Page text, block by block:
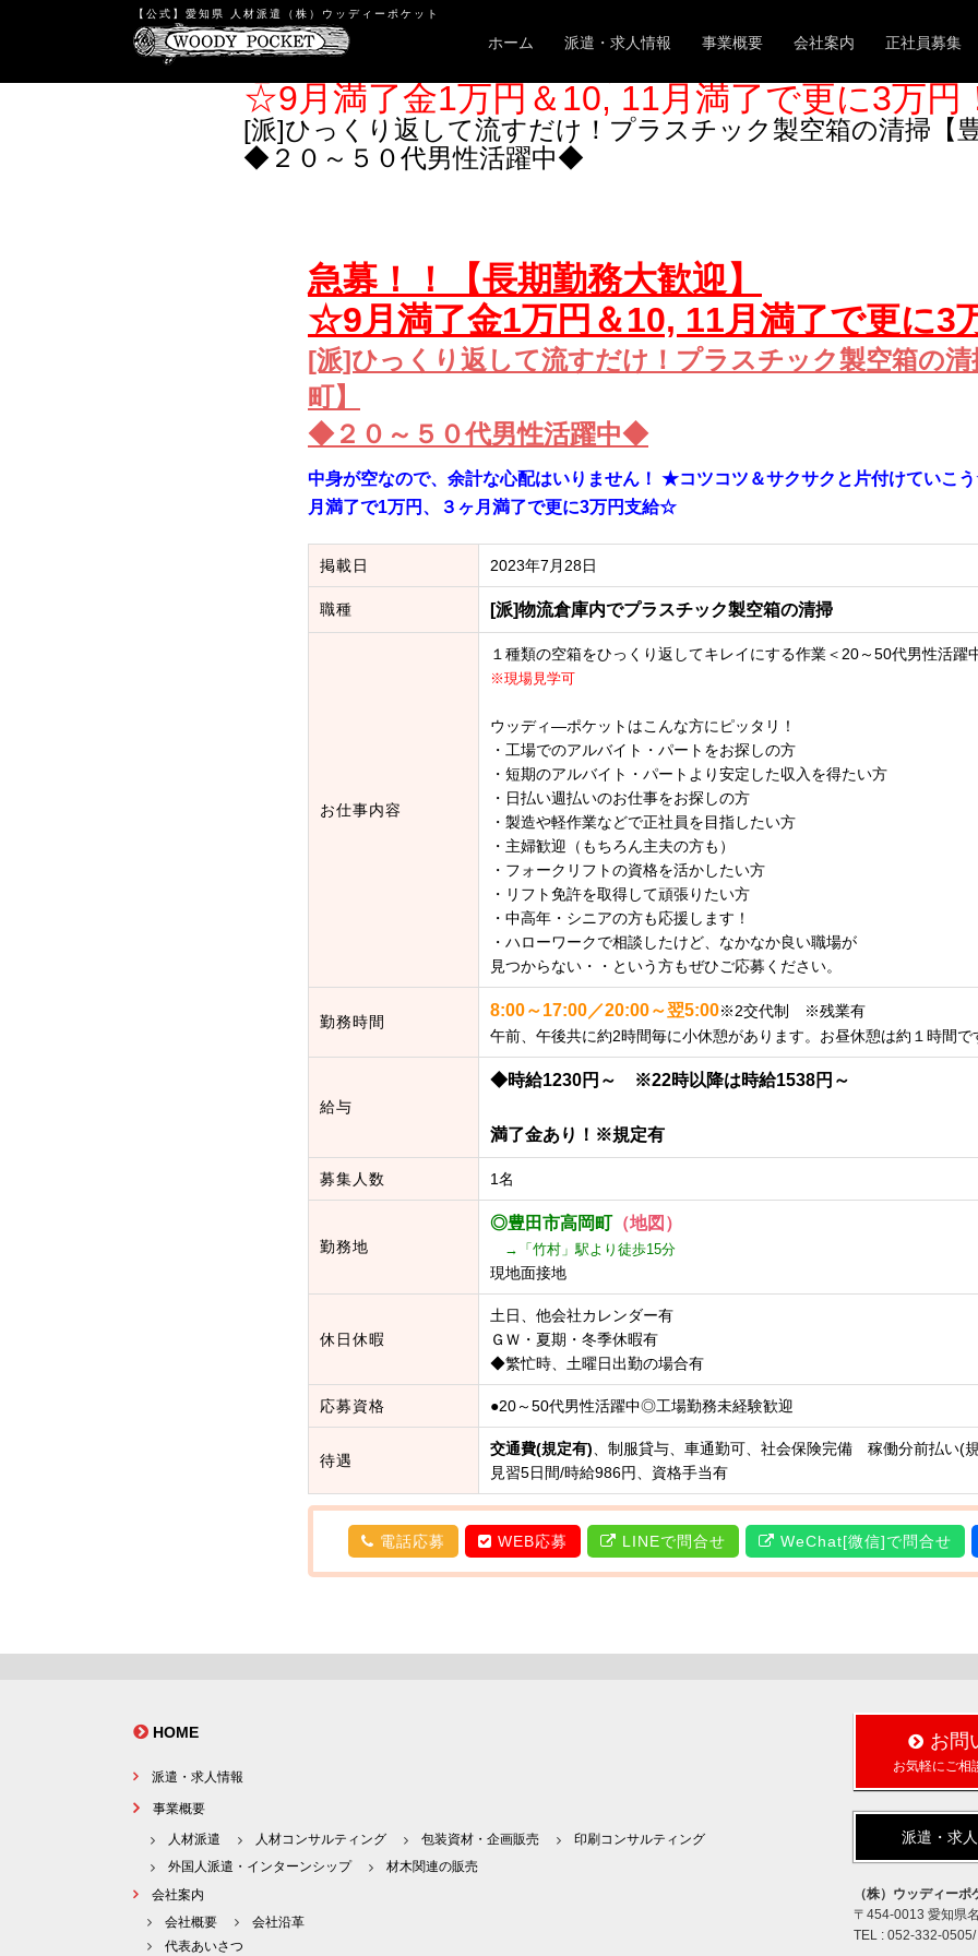
: count(): Parameter must be an array or an object that implements Countable in /home/xs119208/woody-p.com/
【公式】愛知県 人材派遣（株）ウッディーポケット
ホーム 派遣・求人情報 事業概要 会社案内 正社員募集
ホーム
急募！！【長期勤務大歓迎】
☆9月満了金1万円＆10, 11月満了で更に3万
[派]ひっくり返して流すだけ！プラスチック製空箱の清掃【
◆２０～５０代男性活躍中◆
急募！！【長期勤務大歓迎】
☆9月満了金1万円＆10, 11月満了で更に3
[派]ひっくり返して流すだけ！プラスチック製空箱の清
町】
◆２０～５０代男性活躍中◆
中身が空なので、余計な心配はいりません！ ★コツコツ＆サクサクと片付けていこ
月満了で1万円、３ヶ月満了で更に3万円支給☆
掲載日 2023年7月28日
職種 [派]物流倉庫内でプラスチック製空箱の清掃
お仕事内容
１種類の空箱をひっくり返してキレイにする作業＜20～50代男性活躍
※現場見学可
ウッディ―ポケットはこんな方にピッタリ！
・工場でのアルバイト・パートをお探しの方
・短期のアルバイト・パートより安定した収入を得たい方
・日払い週払いのお仕事をお探しの方
・製造や軽作業などで正社員を目指したい方
・主婦歓迎（もちろん主夫の方も）
・フォークリフトの資格を活かしたい方
・リフト免許を取得して頑張りたい方
・中高年・シニアの方も応援します！
・ハローワークで相談したけど、なかなか良い職場が
見つからない・・という方もぜひご応募ください。
勤務時間
8:00～17:00／20:00～翌5:00※2交代制 ※残業有
午前、午後共に約2時間毎に小休憩があります。お昼休憩は約１時間で
給与
◆時給1230円～ ※22時以降は時給1538円～
満了金あり！※規定有
募集人数 1名
勤務地
◎豊田市高岡町（地図）
→「竹村」駅より徒歩15分
現地面接地
休日休暇
土日、他会社カレンダー有
ＧＷ・夏期・冬季休暇有
◆繁忙時、土曜日出勤の場合有
応募資格 ●20～50代男性活躍中◎工場勤務未経験歓迎
待遇
交通費(規定有) 、制服貸与、車通勤可、社会保険完備 稼働分前払い(
見習5日間/時給986円、資格手当有
電話応募 WEB応募 LINEで問合せ WeChat[微信]で問合せ
HOME
派遣・求人情報
事業概要
人材派遣 人材コンサルティング 包装資材・企画販売
印刷コンサルティング
外国人派遣・インターンシップ
材木関連の販売
会社案内
会社概要
会社沿革
代表あいさつ
お問
お気軽にご相
派遣・求
（株）ウッディーポ
〒454-0013 愛知県
TEL : 052-332-